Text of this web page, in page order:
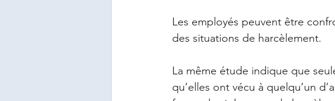
Les employés peuvent être
des situations de harcèlement.
La même étude indique que
qu’elles ont vécu à quelqu’un